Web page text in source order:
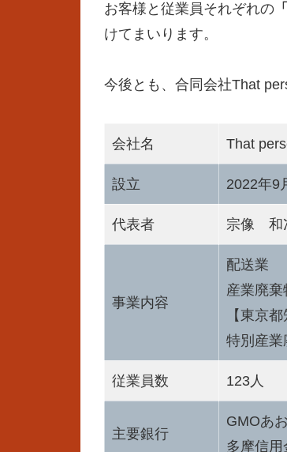
お客様と従業員それぞれの
けてまいります。
今後とも、合同会社That
会社名 That
設立 2022年9
代表者 宗像 和
事業内容
配送業
産業廃棄
【東京
特別産業
従業員数 123人
主要銀行
GMOあ
多摩信用